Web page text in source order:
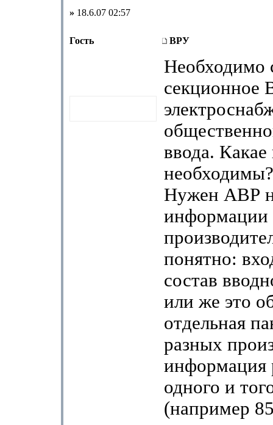
» 18.6.07 02:57
Гость ВРУ
Необходимо
секционное
ввода. Какае
Нужен АВР
информации
понятно:
состав
или же это
отдельная
разных
информация
одного и
(например